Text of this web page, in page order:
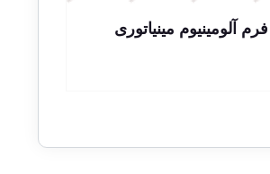
فرم آلومینیوم مینیاتوری